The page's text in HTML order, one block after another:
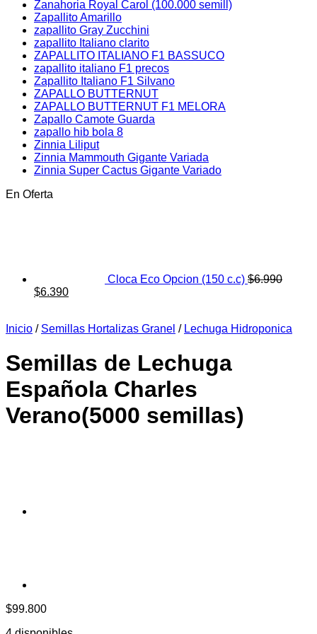
Zanahoria Royal Carol (100.000 semill)
Zapallito Amarillo
zapallito Gray Zucchini
zapallito Italiano clarito
ZAPALLITO ITALIANO F1 BASSUCO
zapallito italiano F1 precos
Zapallito Italiano F1 Silvano
ZAPALLO BUTTERNUT
ZAPALLO BUTTERNUT F1 MELORA
Zapallo Camote Guarda
zapallo hib bola 8
Zinnia Liliput
Zinnia Mammouth Gigante Variada
Zinnia Super Cactus Gigante Variado
En Oferta
Cloca Eco Opcion (150 c.c) $6.990
El
era:
$6.390El
es:
Inicio / Semillas Hortalizas Granel / Lechuga Hidroponica
Semillas de Lechuga
Española Charles
Verano(5000 semillas)
$99.800